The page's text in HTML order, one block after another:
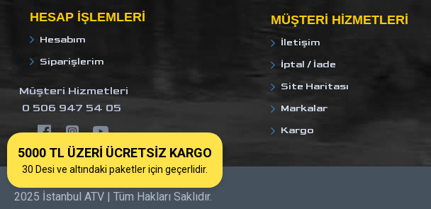
HESAP IŞLEMLERI
Hesabım
Siparişlerim
Müşteri Hizmetleri
0 506 947 54 05
MÜŞTERI HIZMETLERI
İletişim
İptal / İade
Site Haritası
Markalar
Kargo
2025 İstanbul ATV | Tüm Hakları Saklıdır.
5000 TL ÜZERİ ÜCRETSİZ KARGO
30 Desi ve altındaki paketler için geçerlidir.